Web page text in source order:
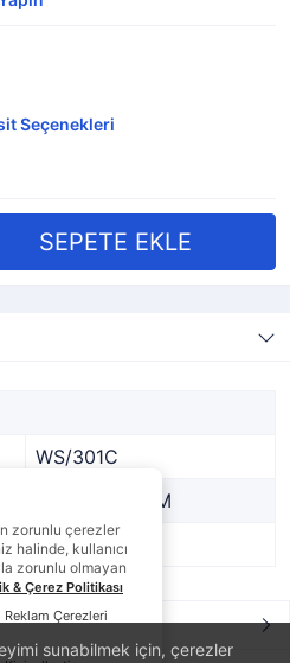
sunabilmek için, çerezler
Seçenekleri
WS/301C
WEST SYSTEM
Var
zorunlu çerezler
halinde, kullanıcı
zorunlu olmayan
& Çerez Politikası
Reklam Çerezleri